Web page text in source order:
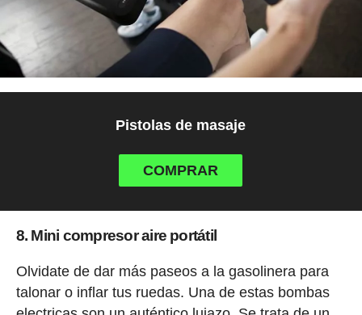
Pistolas de masaje
COMPRAR
8. Mini compresor aire portátil
Olvidate de dar más paseos a la gasolinera para
talonar o inflar tus ruedas. Una de estas bombas